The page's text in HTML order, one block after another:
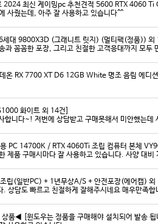
2024 최신 게이밍pc 추천견적 5600 RTX 4060
사줬는데, 아주 잘 사용하고 있습니다^^
세대 9800X3D (그래니트 릿지) (멀티팩(정품)) 외
온 RX 7700 XT D6 12GB White 명조 음림 에디
화이트 외 14건]
합니다~! 저번에 상담받고 구매못해서 미안했는
용 PC 14700K / RTX 4060Ti 조립 컴퓨터 본체
조립(일반PC) + 1년무상A/S + 안전포장(에어캡)
. 상담도 빠르고 친절하게 잘해주시네요 매우만족
상품◀ [윈도우는 정품을 구매해야 설치되어 발송